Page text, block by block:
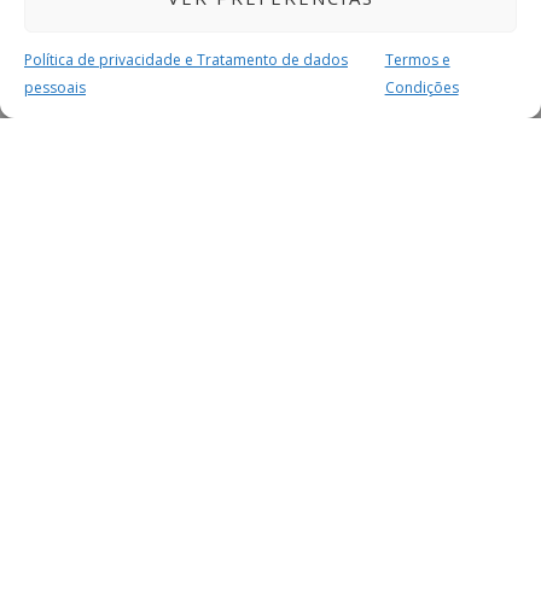
Política de privacidade e Tratamento de dados
pessoais
Termos e
Condições